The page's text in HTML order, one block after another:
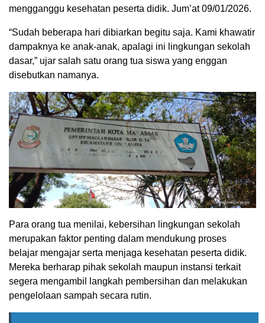
mengganggu kesehatan peserta didik. Jum’at 09/01/2026.
“Sudah beberapa hari dibiarkan begitu saja. Kami khawatir
dampaknya ke anak-anak, apalagi ini lingkungan sekolah
dasar,” ujar salah satu orang tua siswa yang enggan
disebutkan namanya.
Para orang tua menilai, kebersihan lingkungan sekolah
merupakan faktor penting dalam mendukung proses
belajar mengajar serta menjaga kesehatan peserta didik.
Mereka berharap pihak sekolah maupun instansi terkait
segera mengambil langkah pembersihan dan melakukan
pengelolaan sampah secara rutin.